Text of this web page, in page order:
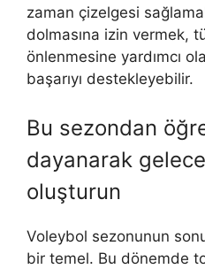
zaman çizelgesi
dolmasına izin vermek,
önlenmesine yardımcı
başarıyı destekleyebilir.
Bu sezondan
dayanarak
oluşturun
Voleybol sezonunun
bir temel. Bu dönemde